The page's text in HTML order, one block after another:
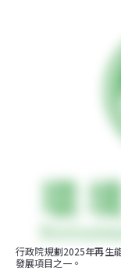
行政院規劃2025年再生
發展項目之一。